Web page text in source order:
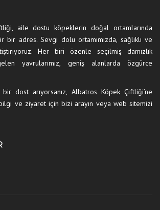
aile dostu köpeklerin doğal ortamlarında
bir adres. Sevgi dolu ortamımızda, sağlıklı ve
Her biri özenle seçilmiş damızlık
yavrularımız, geniş alanlarda özgürce
dost arıyorsanız, Albatros Köpek Çiftliği’ne
ve ziyaret için bizi arayın veya web sitemizi